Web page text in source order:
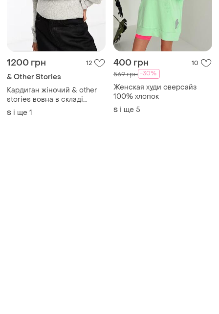
1200 грн 12
& Other Stories
Кардиган жіночий & other
stories вовна в складі
S і ще 1
400 грн 10
569 грн -30%
Женская худи оверсайз
100% хлопок
S і ще 5